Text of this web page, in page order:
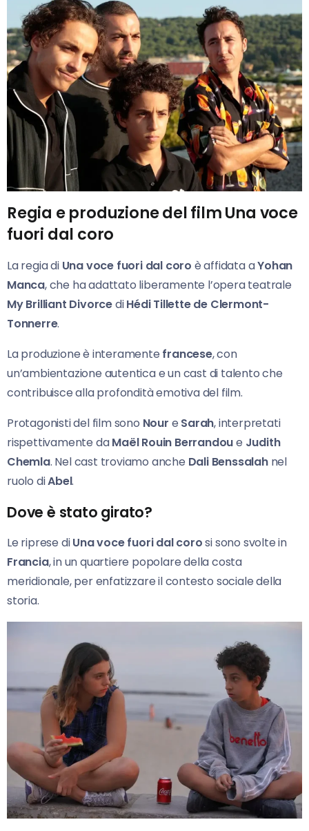
Regia e produzione del film Una voce
fuori dal coro
La regia di Una voce fuori dal coro è affidata aYohan
Manca, che ha adattato liberamente l’opera teatrale
My Brilliant DivorcediHédi Tillette de Clermont-
Tonnerre.
La produzione è interamente francese, con
un’ambientazione autentica e un cast di talento che
contribuisce alla profondità emotiva del film.
Protagonisti del film sono Nour e Sarah, interpretati
rispettivamente daMaël Rouin Berrandoue Judith
Chemla. Nel cast troviamo anche Dali Benssalahnel
ruolo diAbel.
Dove è stato girato?
Le riprese diUna voce fuori dal corosi sono svolte in
Francia, in un quartiere popolare della costa
meridionale, per enfatizzare il contesto sociale della
storia.